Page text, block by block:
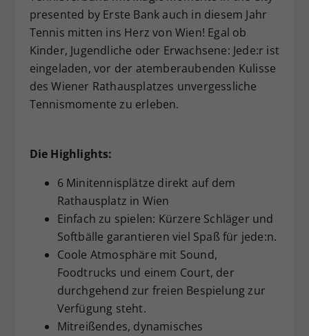
presented by Erste Bank auch in diesem Jahr
Tennis mitten ins Herz von Wien! Egal ob
Kinder, Jugendliche oder Erwachsene: Jede:r ist
eingeladen, vor der atemberaubenden Kulisse
des Wiener Rathausplatzes unvergessliche
Tennismomente zu erleben.
Die Highlights:
6 Minitennisplätze direkt auf dem
Rathausplatz in Wien
Einfach zu spielen: Kürzere Schläger und
Softbälle garantieren viel Spaß für jede:n.
Coole Atmosphäre mit Sound,
Foodtrucks und einem Court, der
durchgehend zur freien Bespielung zur
Verfügung steht.
Mitreißendes, dynamisches
Zweck
Dieser Wert speichert Ihre Consent-
Einstellungen. Unter anderem eine
zufällig generierte ID, für die
historische Speicherung Ihrer
Webseiten-Betreiber dies eingestellt
hat.